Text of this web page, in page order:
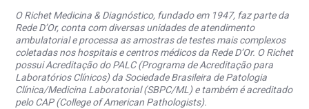
O Richet Medicina & Diagnóstico, fundado em 1947, faz parte da
Rede D’Or, conta com diversas unidades de atendimento
ambulatorial e processa as amostras de testes mais complexos
coletadas nos hospitais e centros médicos da Rede D’Or. O Richet
possui Acreditação do PALC (Programa de Acreditação para
Laboratórios Clínicos) da Sociedade Brasileira de Patologia
Clínica/Medicina Laboratorial (SBPC/ML) e também é acreditado
pelo CAP (College of American Pathologists).